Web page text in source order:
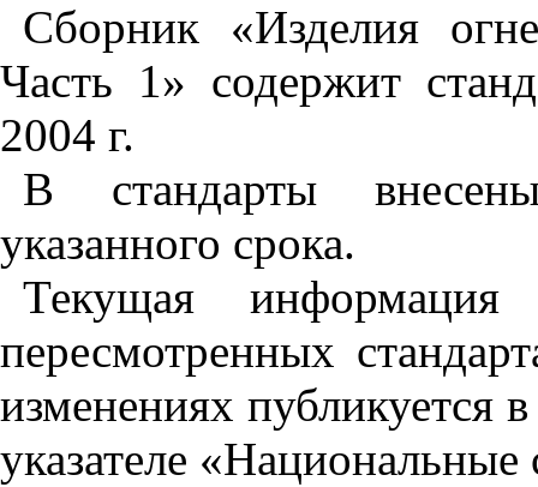
Сборник «Изделия
Часть 1» содержит
2004 г.
В стандарты
указанного срока.
Текущая
пересмотренных
изменениях
указателе «Национальные